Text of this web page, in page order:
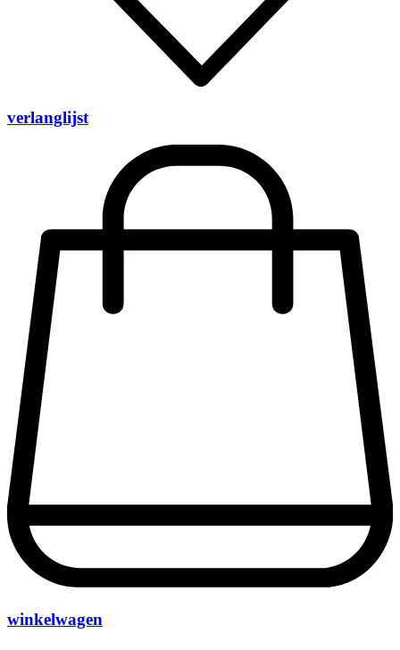
verlanglijst
winkelwagen